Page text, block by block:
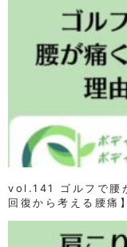
vol.141 ゴルフで腰
回復から考える腰痛】